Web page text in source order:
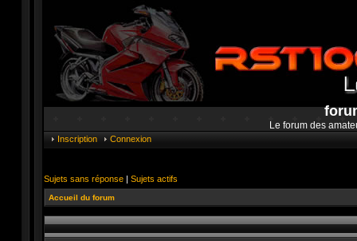
Le forum des
Inscription Connexion
Sujets sans réponse | Sujets actifs
Accueil du forum